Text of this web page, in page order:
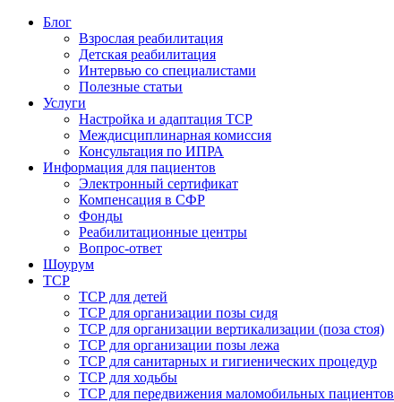
Блог
Взрослая реабилитация
Детская реабилитация
Интервью со специалистами
Полезные статьи
Услуги
Настройка и адаптация ТСР
Междисциплинарная комиссия
Консультация по ИПРА
Информация для пациентов
Электронный сертификат
Компенсация в СФР
Фонды
Реабилитационные центры
Вопрос-ответ
Шоурум
ТСР
ТСР для детей
ТСР для организации позы сидя
ТСР для организации вертикализации (поза стоя)
ТСР для организации позы лежа
ТСР для санитарных и гигиенических процедур
ТСР для ходьбы
ТСР для передвижения маломобильных пациентов